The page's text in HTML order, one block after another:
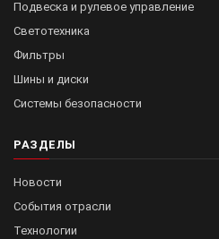
Подвеска и рулевое управление
Светотехника
Фильтры
Шины и диски
Системы безопасности
РАЗДЕЛЫ
Новости
События отрасли
Технологии